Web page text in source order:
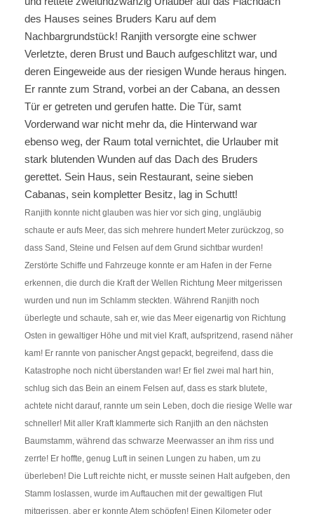
des Hauses seines Bruders Karu auf dem
Nachbargrundstück! Ranjith versorgte eine schwer
Verletzte, deren Brust und Bauch aufgeschlitzt war, und
deren Eingeweide aus der riesigen Wunde heraus hingen.
Er rannte zum Strand, vorbei an der Cabana, an dessen
Tür er getreten und gerufen hatte. Die Tür, samt
Vorderwand war nicht mehr da, die Hinterwand war
ebenso weg, der Raum total vernichtet, die Urlauber mit
stark blutenden Wunden auf das Dach des Bruders
gerettet. Sein Haus, sein Restaurant, seine sieben
Cabanas, sein kompletter Besitz, lag in Schutt!
Ranjith konnte nicht glauben was hier vor sich ging, ungläubig
schaute er aufs Meer, das sich mehrere hundert Meter zurückzog, so
dass Sand, Steine und Felsen auf dem Grund sichtbar wurden!
Zerstörte Schiffe und Fahrzeuge konnte er am Hafen in der Ferne
erkennen, die durch die Kraft der Wellen Richtung Meer mitgerissen
wurden und nun im Schlamm steckten. Während Ranjith noch
überlegte und schaute, sah er, wie das Meer eigenartig von Richtung
Osten in gewaltiger Höhe und mit viel Kraft, aufspritzend, rasend näher
kam! Er rannte von panischer Angst gepackt, begreifend, dass die
Katastrophe noch nicht überstanden war! Er fiel zwei mal hart hin,
schlug sich das Bein an einem Felsen auf, dass es stark blutete,
achtete nicht darauf, rannte um sein Leben, doch die riesige Welle war
schneller! Mit aller Kraft klammerte sich Ranjith an den nächsten
Baumstamm, während das schwarze Meerwasser an ihm riss und
zerrte! Er hoffte, genug Luft in seinen Lungen zu haben, um zu
überleben! Die Luft reichte nicht, er musste seinen Halt aufgeben, den
Stamm loslassen, wurde im Auftauchen mit der gewaltigen Flut
mitgerissen, aber er konnte Atem schöpfen! Einen Kilometer oder